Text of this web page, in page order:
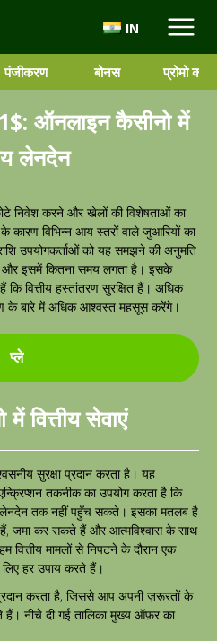
IN
पंजीकरण बोनस प्रोमो कोड
ऑनलाइन कैसीनो में
लेनदेन
निवेश करने और खेलों की विशेषताओं का
विभिन्न आय स्तरों वाले जुआरियों का
उपयोगकर्ताओं को यह समझने की अनुमति
और इसमें कितना समय लगता है। इसके
वित्तीय हस्तांतरण सुरक्षित हैं। अधिक
के बारे में अधिक आश्वस्त महसूस करेंगे।
प्ले
वित्तीय सेवाएं
सुरक्षा प्रदान करता है। यह
तकनीक का उपयोग करता है कि
लेनदेन तक नहीं पहुँच सकते। इसका मतलब है
कर सकते हैं और आत्मविश्वास के साथ
मामलों से निपटने के दौरान एक
हर उपाय करते हैं।
करता है, जिससे आप अपनी ज़रूरतों के
नीचे दी गई तालिका मुख्य ऑफ़र का